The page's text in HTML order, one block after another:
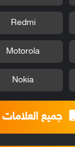
Redmi
Motorola
Nokia
جميع العلامات